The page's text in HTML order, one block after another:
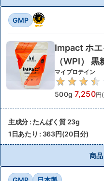
GMP
Impact ホエ
（WPI）
マイプロテイン
500g 7,250円
主成分 : たんぱく質 23g
1日あたり : 363円(20日分)
商